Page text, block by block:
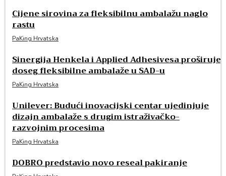
Cijene sirovina za fleksibilnu ambalažu naglo
rastu
PaKing Hrvatska
Sinergija Henkela i Applied Adhesivesa proširuje
doseg fleksibilne ambalaže u SAD-u
PaKing Hrvatska
Unilever: Budući inovacijski centar ujedinjuje
dizajn ambalaže s drugim istraživačko-
razvojnim procesima
PaKing Hrvatska
DOBRO predstavio novo reseal pakiranje